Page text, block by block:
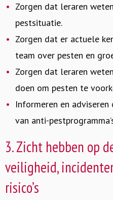
Zorgen dat leraren
pestsituatie.
Zorgen dat er actuele
team over pesten en
Zorgen dat leraren
doen om pesten te
Informeren en
van anti-
3. Zicht hebben op
veiligheid,
risico’s